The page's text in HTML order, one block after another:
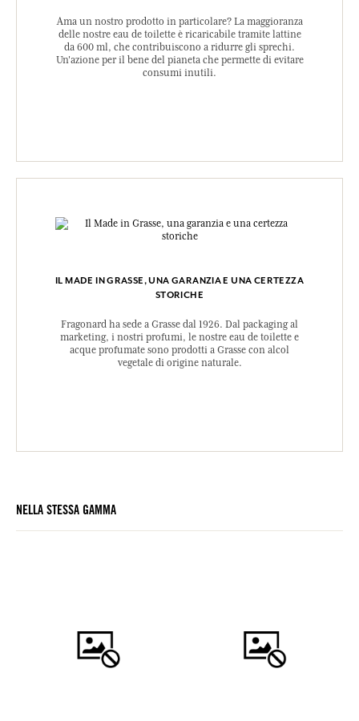
Ama un nostro prodotto in particolare? La maggioranza
delle nostre eau de toilette è ricaricabile tramite lattine
da 600 ml, che contribuiscono a ridurre gli sprechi.
Un'azione per il bene del pianeta che permette di evitare
consumi inutili.
IL MADE IN GRASSE, UNA GARANZIA E UNA CERTEZZA
STORICHE
Fragonard ha sede a Grasse dal 1926. Dal packaging al
marketing, i nostri profumi, le nostre eau de toilette e
acque profumate sono prodotti a Grasse con alcol
vegetale di origine naturale.
NELLA STESSA GAMMA